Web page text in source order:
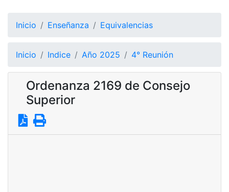
Inicio Enseñanza Equivalencias
Inicio Indice Año 2025 4° Reunión
Ordenanza 2169 de Consejo
Superior